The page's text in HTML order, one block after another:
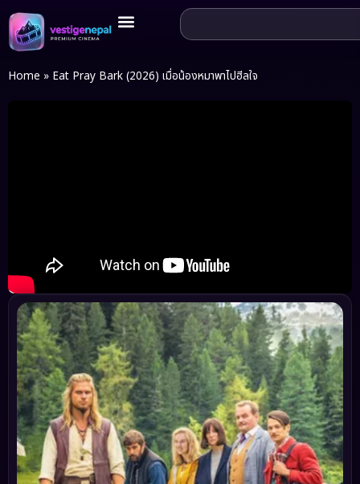
Home » Eat Pray Bark (2026) เมื่อน้องหมาพาไปฮีลใจ